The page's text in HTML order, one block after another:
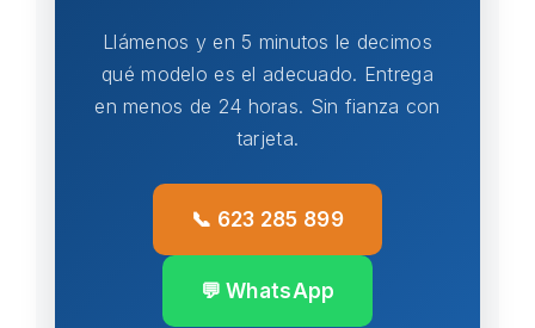
Llámenos y en 5 minutos le decimos
qué modelo es el adecuado. Entrega
en menos de 24 horas. Sin fianza con
tarjeta.
📞 623 285 899
💬 WhatsApp